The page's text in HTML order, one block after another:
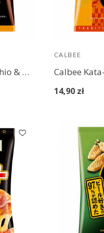
Calbee Kappa-Ebisen Moshio & Smoked Cheese
CALBEE
14,90 zł